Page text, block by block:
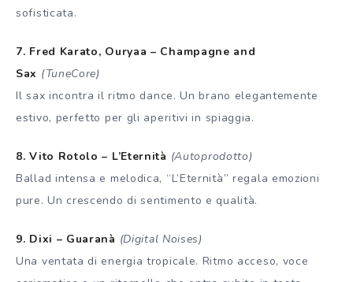
sofisticata.
7. Fred Karato, Ouryaa – Champagne and
Sax (TuneCore)
Il sax incontra il ritmo dance. Un brano elegantemente
estivo, perfetto per gli aperitivi in spiaggia.
8. Vito Rotolo – L’Eternità (Autoprodotto)
Ballad intensa e melodica, “L’Eternità” regala emozioni
pure. Un crescendo di sentimento e qualità.
9. Dixi – Guaranà (Digital Noises)
Una ventata di energia tropicale. Ritmo acceso, voce